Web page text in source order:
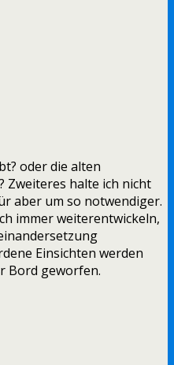
oder die alten
Zweiteres halte ich nicht
aber um so notwendiger.
immer weiterentwickeln,
Einsichten werden
Bord geworfen.